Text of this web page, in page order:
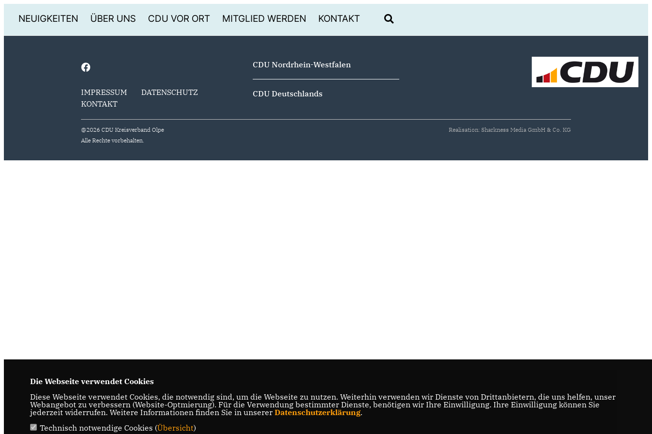
NEUIGKEITEN ÜBER UNS CDU VOR ORT MITGLIED WERDEN KONTAKT
IMPRESSUM
DATENSCHUTZ
KONTAKT
CDU Nordrhein-Westfalen
CDU Deutschlands
@2026 CDU Kreisverband Olpe
Alle Rechte vorbehalten.
Realisation: Sharkness Media GmbH & Co. KG
Die Webseite verwendet Cookies
Diese Webseite verwendet Cookies, die notwendig sind, um die Webseite zu nutzen. Weiterhin verwenden wir Dienste von Drittanbietern, die uns helfen, unser
Webangebot zu verbessern (Website-Optmierung). Für die Verwendung bestimmter Dienste, benötigen wir Ihre Einwilligung. Ihre Einwilligung können Sie
jederzeit widerrufen. Weitere Informationen finden Sie in unserer Datenschutzerklärung.
Technisch notwendige Cookies (Übersicht)